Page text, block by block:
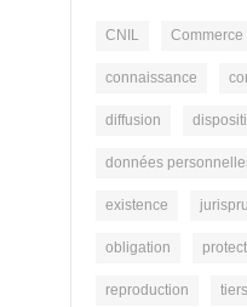
CNIL
connaissance
diffusion
données
existence
obligation
reproduction tiers